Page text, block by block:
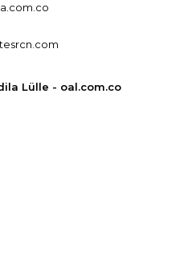
Lülle - oal.com.co